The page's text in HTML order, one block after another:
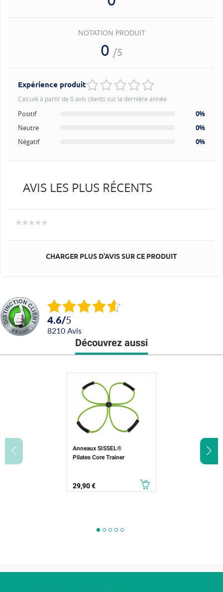
NOTATION PRODUIT
0 /5
Expérience produit
Calculé à partir de 0 avis clients sur la dernière année
Positif
0%
Neutre
0%
Négatif
0%
AVIS LES PLUS RÉCENTS
CHARGER PLUS D'AVIS SUR CE PRODUIT
4.6/5
8210 avis
Découvrez aussi
Anneaux SISSEL®
Pilates Core Trainer
Prix
29,90 €